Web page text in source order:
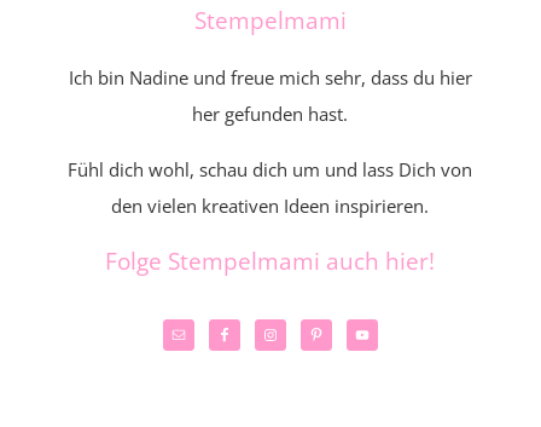
Stempelmami
Ich bin Nadine und freue mich sehr, dass du hier
her gefunden hast.
Fühl dich wohl, schau dich um und lass Dich von
den vielen kreativen Ideen inspirieren.
Folge Stempelmami auch hier!